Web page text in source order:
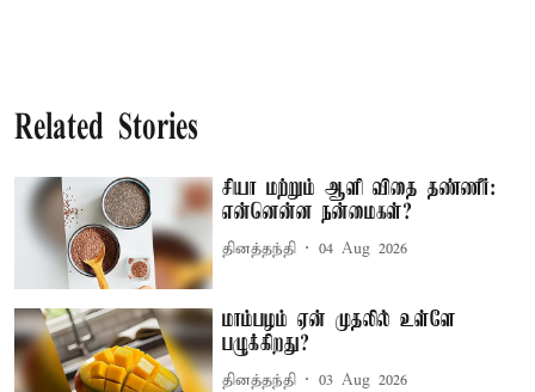
Related Stories
சியா மற்றும் ஆளி விதை தண்ணீர்:
என்னென்ன நன்மைகள்?
தினத்தந்தி 04 Aug 2026
மாம்பழம் ஏன் முதலில் உள்ளே
பழுக்கிறது?
தினத்தந்தி 03 Aug 2026